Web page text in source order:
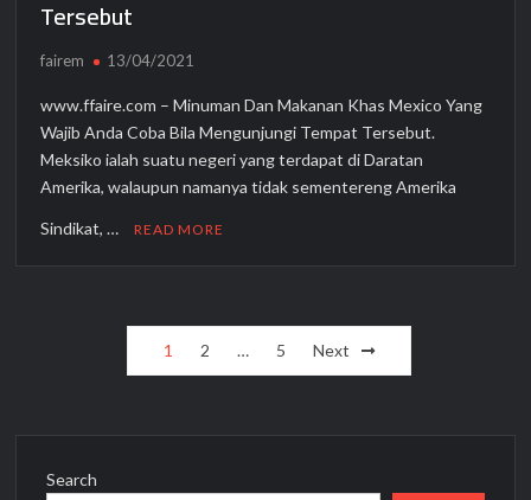
Tersebut
fairem 13/04/2021
www.ffaire.com – Minuman Dan Makanan Khas Mexico Yang
Wajib Anda Coba Bila Mengunjungi Tempat Tersebut.
Meksiko ialah suatu negeri yang terdapat di Daratan
Amerika, walaupun namanya tidak sementereng Amerika
Sindikat, … READ MORE
pagination1 2 … 5 Next
Search